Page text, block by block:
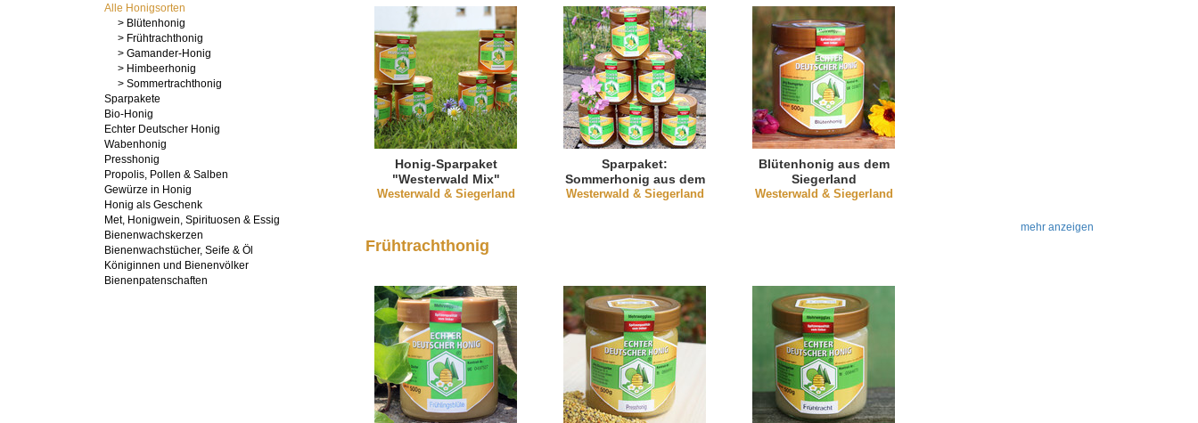
Alle Honigsorten
> Blütenhonig
> Frühtrachthonig
> Gamander-Honig
> Himbeerhonig
> Sommertrachthonig
Sparpakete
Bio-Honig
Echter Deutscher Honig
Wabenhonig
Presshonig
Propolis, Pollen & Salben
Gewürze in Honig
Honig als Geschenk
Met, Honigwein, Spirituosen & Essig
Bienenwachskerzen
Bienenwachstücher, Seife & Öl
Königinnen und Bienenvölker
Bienenpatenschaften
Honig-Sparpaket
"Westerwald Mix"
Westerwald & Siegerland
Sparpaket:
Sommerhonig aus dem
Westerwald (natürlich
Westerwald & Siegerland
Blütenhonig aus dem
Siegerland
Westerwald & Siegerland
mehr anzeigen
Frühtrachthonig